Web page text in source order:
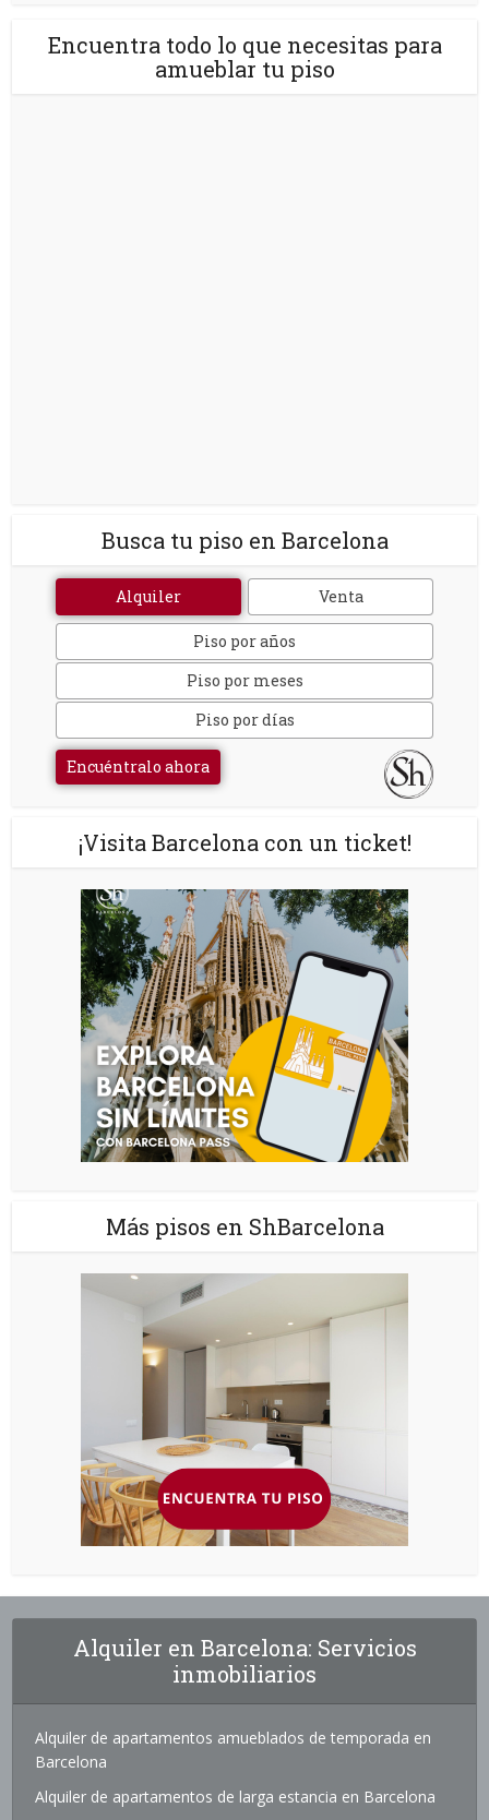
Encuentra todo lo que necesitas para
amueblar tu piso
Busca tu piso en Barcelona
Alquiler Venta
Piso por años
Piso por meses
Piso por días
Encuéntralo ahora
¡Visita Barcelona con un ticket!
Más pisos en ShBarcelona
Alquiler en Barcelona: Servicios
inmobiliarios
Alquiler de apartamentos amueblados de temporada en
Barcelona
Alquiler de apartamentos de larga estancia en Barcelona